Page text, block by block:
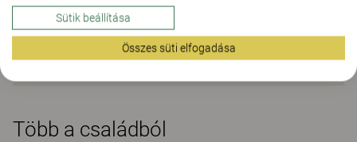
Több a családból
Sütik beállítása
Összes süti elfogadása